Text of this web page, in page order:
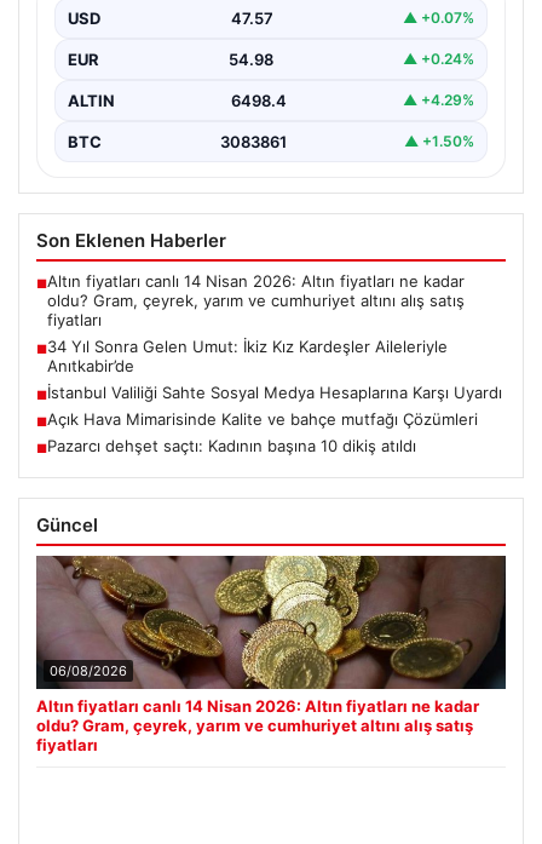
(59) çifti, tam 34 yıllık bir bekleyişin…
USD 47.57 ▲ +0.07%
EUR 54.98 ▲ +0.24%
ALTIN 6498.4 ▲ +4.29%
BTC 3083861 ▲ +1.50%
Son Eklenen Haberler
■Altın fiyatları canlı 14 Nisan 2026: Altın fiyatları ne kadar
oldu? Gram, çeyrek, yarım ve cumhuriyet altını alış satış
fiyatları
■34 Yıl Sonra Gelen Umut: İkiz Kız Kardeşler Aileleriyle
Anıtkabir’de
■İstanbul Valiliği Sahte Sosyal Medya Hesaplarına Karşı Uyardı
■Açık Hava Mimarisinde Kalite ve bahçe mutfağı Çözümleri
■Pazarcı dehşet saçtı: Kadının başına 10 dikiş atıldı
Güncel
06/08/2026
Altın fiyatları canlı 14 Nisan 2026: Altın fiyatları ne kadar
oldu? Gram, çeyrek, yarım ve cumhuriyet altını alış satış
fiyatları